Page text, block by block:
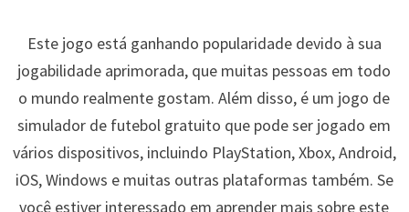
Este jogo está ganhando popularidade devido à sua
jogabilidade aprimorada, que muitas pessoas em todo
o mundo realmente gostam. Além disso, é um jogo de
simulador de futebol gratuito que pode ser jogado em
vários dispositivos, incluindo PlayStation, Xbox, Android,
iOS, Windows e muitas outras plataformas também. Se
você estiver interessado em aprender mais sobre este